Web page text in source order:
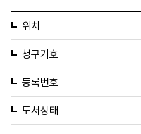
위치
청구기호
등록번호
도서상태